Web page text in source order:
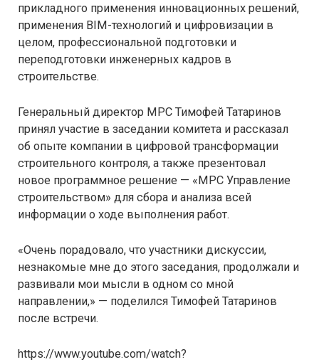
прикладного применения инновационных решений,
применения BIM-технологий и цифровизации в
целом, профессиональной подготовки и
переподготовки инженерных кадров в
строительстве.
Генеральный директор МРС Тимофей Татаринов
принял участие в заседании комитета и рассказал
об опыте компании в цифровой трансформации
строительного контроля, а также презентовал
новое программное решение — «МРС Управление
строительством» для сбора и анализа всей
информации о ходе выполнения работ.
«Очень порадовало, что участники дискуссии,
незнакомые мне до этого заседания, продолжали и
развивали мои мысли в одном со мной
направлении,» — поделился Тимофей Татаринов
после встречи.
https://www.youtube.com/watch?